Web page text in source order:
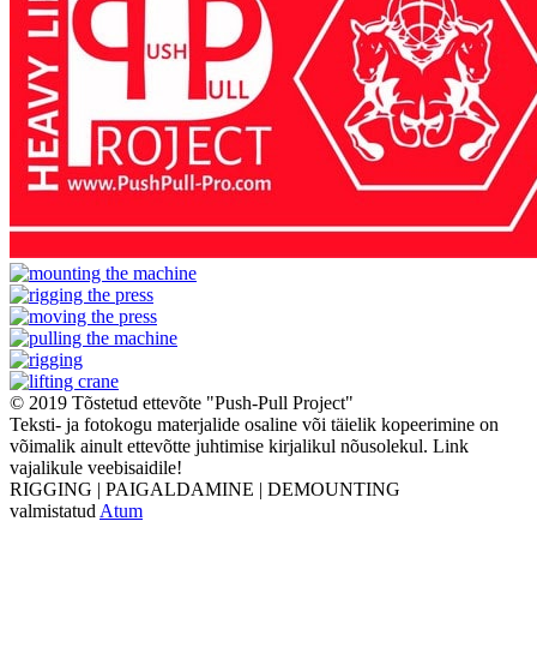
© 2019 Tõstetud ettevõte "Push-Pull Project"
Teksti- ja fotokogu materjalide osaline või täielik kopeerimine on
võimalik ainult ettevõtte juhtimise kirjalikul nõusolekul. Link
vajalikule veebisaidile!
RIGGING | PAIGALDAMINE | DEMOUNTING
valmistatud Atum